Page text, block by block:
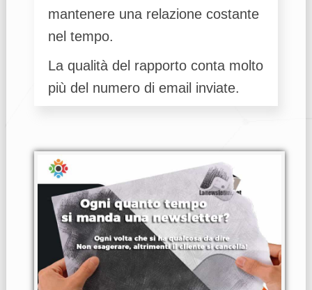
mantenere una relazione costante
nel tempo.
La qualità del rapporto conta molto
più del numero di email inviate.